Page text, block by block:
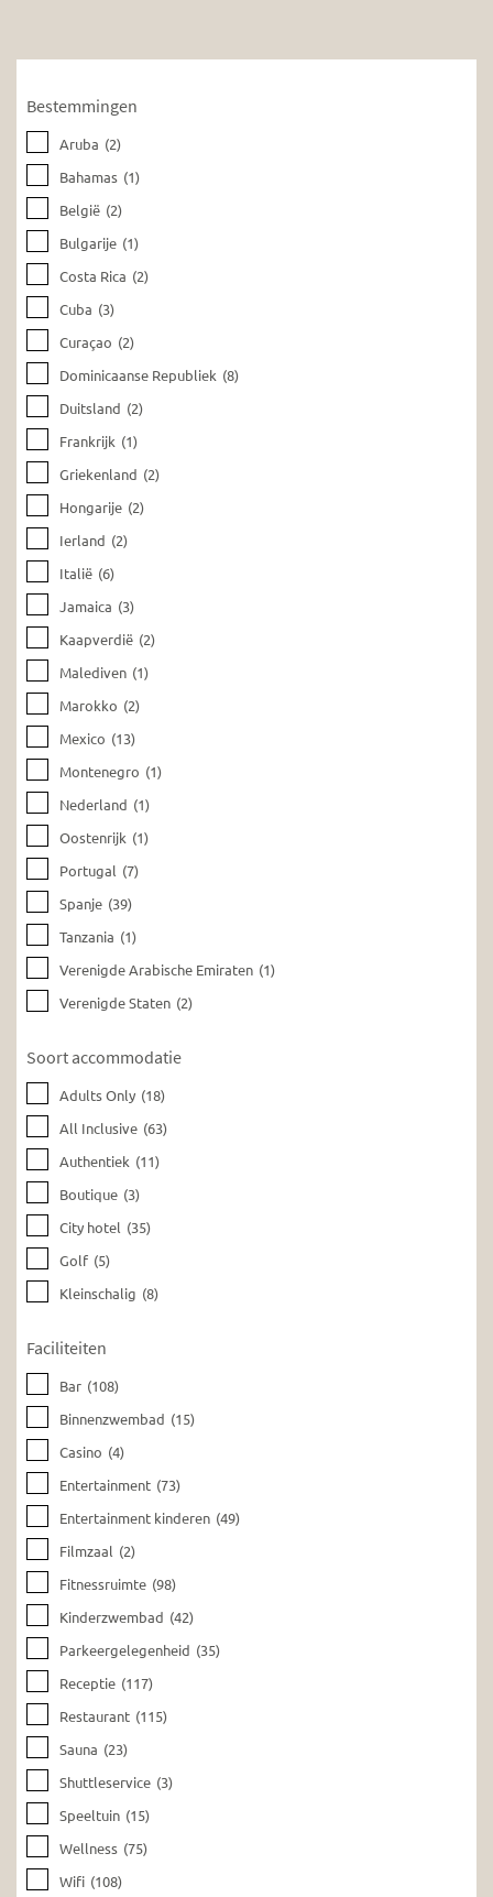
Bestemmingen
Aruba (2)
Bahamas (1)
België (2)
Bulgarije (1)
Costa Rica (2)
Cuba (3)
Curaçao (2)
Dominicaanse Republiek (8)
Duitsland (2)
Frankrijk (1)
Griekenland (2)
Hongarije (2)
Ierland (2)
Italië (6)
Jamaica (3)
Kaapverdië (2)
Malediven (1)
Marokko (2)
Mexico (13)
Montenegro (1)
Nederland (1)
Oostenrijk (1)
Portugal (7)
Spanje (39)
Tanzania (1)
Verenigde Arabische Emiraten (1)
Verenigde Staten (2)
Soort accommodatie
Adults Only (18)
All Inclusive (63)
Authentiek (11)
Boutique (3)
City hotel (35)
Golf (5)
Kleinschalig (8)
Faciliteiten
Bar (108)
Binnenzwembad (15)
Casino (4)
Entertainment (73)
Entertainment kinderen (49)
Filmzaal (2)
Fitnessruimte (98)
Kinderzwembad (42)
Parkeergelegenheid (35)
Receptie (117)
Restaurant (115)
Sauna (23)
Shuttleservice (3)
Speeltuin (15)
Wellness (75)
Wifi (108)